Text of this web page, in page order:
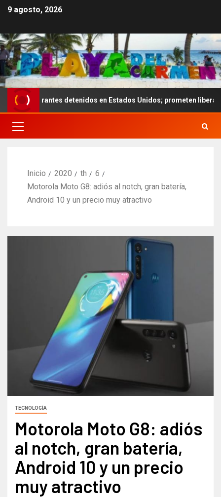
9 agosto, 2026
detenidos en Estados Unidos; prometen liberarlos
Inicio 2020 th
6
Motorola Moto G8: adiós al notch, gran batería,
Android 10 y un precio muy atractivo
TECNOLOGÍA
Motorola Moto G8: adiós
al notch, gran batería,
Android 10 y un precio
muy atractivo